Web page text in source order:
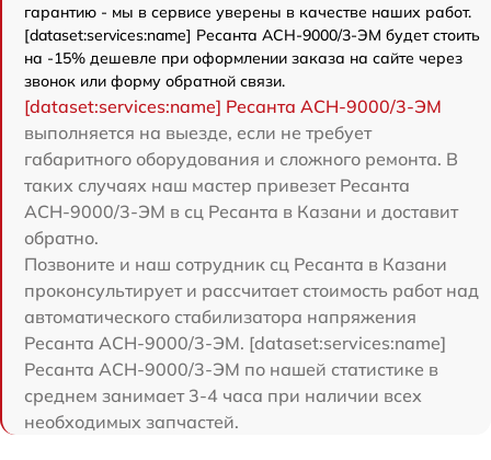
гарантию - мы в сервисе уверены в качестве наших работ.
[dataset:services:name] Ресанта АСН-9000/3-ЭМ будет стоить
на -15% дешевле при оформлении заказа на сайте через
звонок или форму обратной связи.
[dataset:services:name] Ресанта АСН-9000/3-ЭМ
выполняется на выезде, если не требует
габаритного оборудования и сложного ремонта. В
таких случаях наш мастер привезет Ресанта
АСН-9000/3-ЭМ в сц Ресанта в Казани и доставит
обратно.
Позвоните и наш сотрудник сц Ресанта в Казани
проконсультирует и рассчитает стоимость работ над
автоматического стабилизатора напряжения
Ресанта АСН-9000/3-ЭМ. [dataset:services:name]
Ресанта АСН-9000/3-ЭМ по нашей статистике в
среднем занимает 3-4 часа при наличии всех
необходимых запчастей.